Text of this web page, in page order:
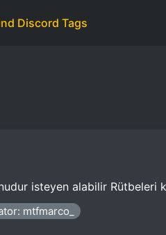
Discord Tags
isteyen alabilir Rütbeleri
mtfmarco_